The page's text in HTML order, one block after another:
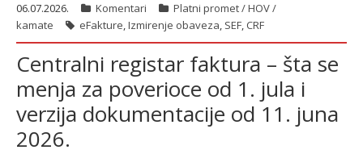
ћирилица
06.07.2026. Komentari
Platni promet / HOV /
kamate
eFakture,Izmirenje obaveza, SEF, CRF
Centralni registar faktura – šta se
menja za poverioce od 1. jula i
verzija dokumentacije od 11. juna
2026.